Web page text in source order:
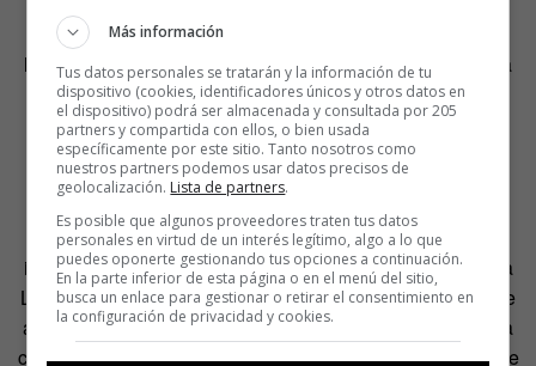
Depende del sello. En Seix Barral prima la exigencia
literaria, la capacidad de tocarnos y transformarnos con la
lectura; y allí encuentras autores como Jesús Carrasco,
Alana S. Portero, Elvira Lindo, Antonio Muñoz Molina,
George Saunders, Lorrie Moore, Hervé Letelier.
En Planeta, por ejemplo, se apuesta por la mejor ficción
internacional del momento, los grandes fenómenos
internacionales como Rebeca Yarros, Dan Brown, Camila
Lackberg o Colleen Hoover. Y en Destino, por la ficción de
alta calidad, como Lev Grossman, y la mejor novela negra
como la de J. D. Barker; Natsuo Kirino o la continuadora de
Más información
Tus datos personales se tratarán y la información de tu
dispositivo (cookies, identificadores únicos y otros datos en
el dispositivo) podrá ser almacenada y consultada por 205
partners y compartida con ellos, o bien usada
específicamente por este sitio. Tanto nosotros como
nuestros partners podemos usar datos precisos de
geolocalización. Lista de partners.
Es posible que algunos proveedores traten tus datos
personales en virtud de un interés legítimo, algo a lo que
puedes oponerte gestionando tus opciones a continuación.
En la parte inferior de esta página o en el menú del sitio,
busca un enlace para gestionar o retirar el consentimiento en
la configuración de privacidad y cookies.